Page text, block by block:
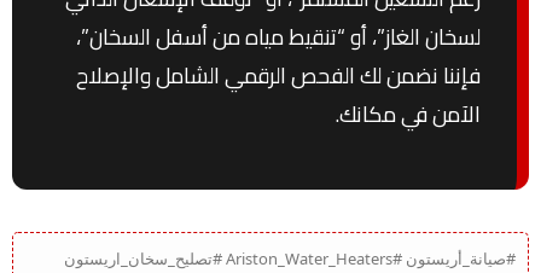
لسخان الغاز”، أو “تنقيط مياه من أسفل السخان”،
فإننا نضمن لك الفحص الرقمي الشامل والإصلاح
الآمن في مكانك.
#صيانة_أريستون #Ariston_Water_Heaters #تصليح_سخان_اريستون